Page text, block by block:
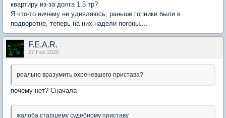
квартиру из-за долга 1,5 тр?
Я что-то ничему не удивляюсь, раньше гопники были в
подворотне, теперь на них надели погоны....
F.E.A.R.
27 Feb 2026
реально вразумить охреневшего пристава?
почему нет? Сначала
жалоба старшему судебному приставу